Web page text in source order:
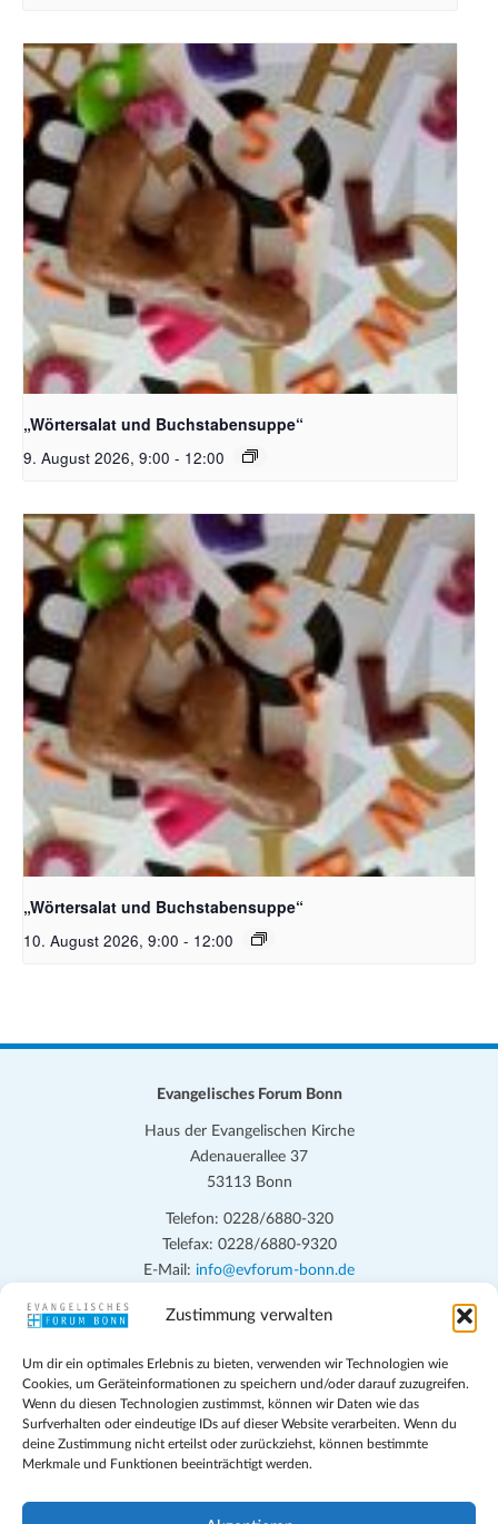
Zustimmung verwalten
Um dir ein optimales Erlebnis zu bieten, verwenden wir Technologien wie
Cookies, um Geräteinformationen zu speichern und/oder darauf zuzugreifen.
Wenn du diesen Technologien zustimmst, können wir Daten wie das
Surfverhalten oder eindeutige IDs auf dieser Website verarbeiten. Wenn du
deine Zustimmung nicht erteilst oder zurückziehst, können bestimmte
Merkmale und Funktionen beeinträchtigt werden.
Bildquelle_ Pixabay Free_Christoph Meinersmann
„Wörtersalat und Buchstabensuppe“
9. August 2026, 9:00 - 12:00
Bildquelle_ Pixabay Free_Christoph Meinersmann
„Wörtersalat und Buchstabensuppe“
10. August 2026, 9:00 - 12:00
Evangelisches Forum Bonn
Haus der Evangelischen Kirche
Adenauerallee 37
53113 Bonn
Telefon: 0228/6880-320
Telefax: 0228/6880-9320
E-Mail: info@evforum-bonn.de
Das Evangelische Forum Bonn will in seinen zentralen
persönlichen, beruflichen, kirchlichen und öffentlichen Lebens
eingehen, zu offener Begegnung und ehrlicher Auseinandersetzung
anregen und mithelfen, aus der Verheißung des Evangeliums heraus
im individuellen und gesellschaftlichen Leben verantwortlich zu
denken, zu reden und zu handeln.